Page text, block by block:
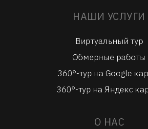
НАШИ УСЛУГИ
Виртуальный тур
Обмерные работы
360°-тур на Google
360°-тур на Яндекс
О НАС